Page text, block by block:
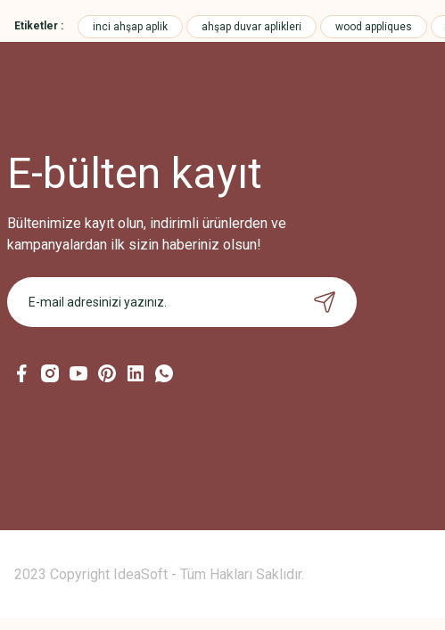
Etiketler : inci ahşap aplik ahşap duvar aplikleri wood appliques
E-bülten kayıt
Bültenimize kayıt olun, indirimli ürünlerden ve
kampanyalardan ilk sizin haberiniz olsun!
2023 Copyright IdeaSoft - Tüm Hakları Saklıdır.